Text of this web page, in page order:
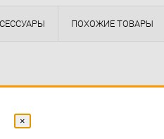
ПОХОЖИЕ ТОВАРЫ
гидромассажа
×